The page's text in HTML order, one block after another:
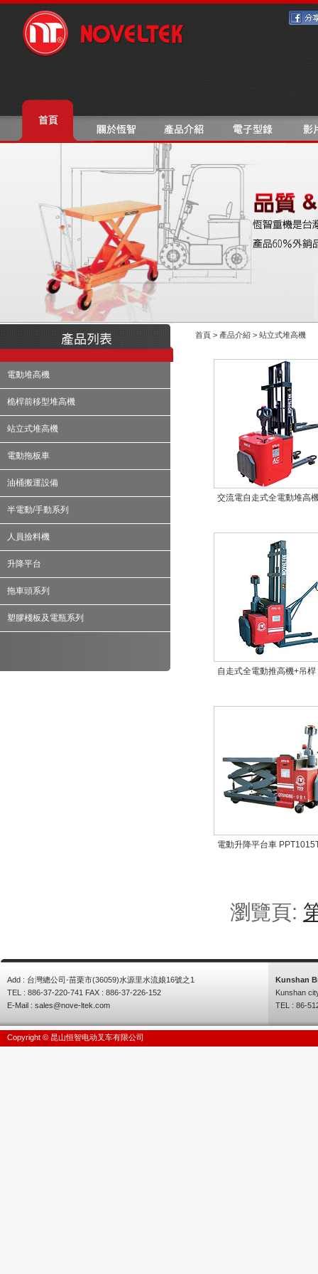
電動堆高機
桅桿前移型堆高機
站立式堆高機
電動拖板車
油桶搬運設備
半電動/手動系列
人員撿料機
升降平台
拖車頭系列
塑膠棧板及電瓶系列
首頁 > 產品介紹 > 站立式堆高機
交流電自走式全電動堆高
自走式全電動推高機+吊桿
電動升降平台車
瀏覽頁:
Add : 台灣總公司-苗栗市(36059)水源里水流娘16號之1
TEL : 886-37-220-741 FAX : 886-37-226-152
E-Mail : sales@nove-ltek.com
Kunshan
Kunshan
TEL : 86-
Copyright © 昆山恒智电动叉车有限公司